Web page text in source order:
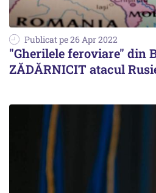
Publicat pe 26 Apr 2022
"Gherilele feroviare" din
ZĂDĂRNICIT atacul